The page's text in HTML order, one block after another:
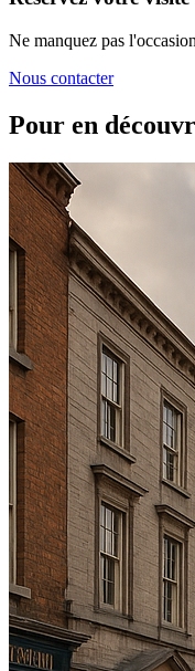
Ne manquez pas
Nous contacter
Pour en